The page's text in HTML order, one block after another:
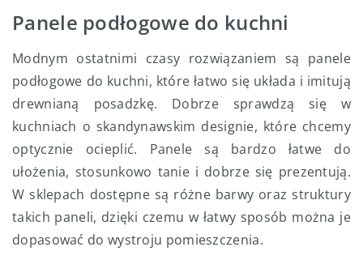
Panele podłogowe do kuchni
Modnym ostatnimi czasy rozwiązaniem są panele
podłogowe do kuchni, które łatwo się układa i imitują
drewnianą posadzkę. Dobrze sprawdzą się w
kuchniach o skandynawskim designie, które chcemy
optycznie ocieplić. Panele są bardzo łatwe do
ułożenia, stosunkowo tanie i dobrze się prezentują.
W sklepach dostępne są różne barwy oraz struktury
takich paneli, dzięki czemu w łatwy sposób można je
dopasować do wystroju pomieszczenia.